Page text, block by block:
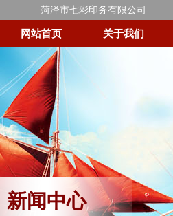
菏泽市七彩印务有限公司
网站首页 关于我们
新闻中心